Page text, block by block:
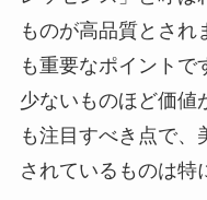
ものが高品質とされ
も重要なポイントで
少ないものほど価値
も注目すべき点で、
されているものは特